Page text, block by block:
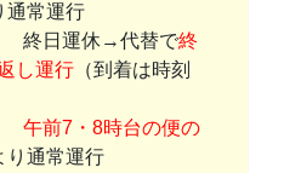
常運行
終日運休→代替で終
し運行（到着は時刻
午前7・8時台の便の
通常運行